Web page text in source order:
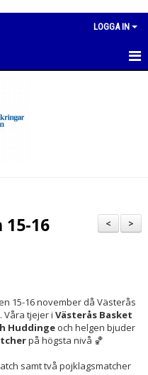
LOGGA IN
>
<
15-16
15-16 november då Västerås
Våra tjejer i Västerås Basket
Huddinge och helgen bjuder
på högsta nivå 🏀
samt två pojklagsmatcher